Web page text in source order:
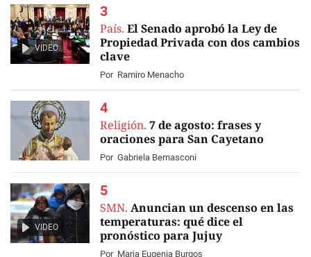
VIDEO
País. El Senado aprobó la Ley de
Propiedad Privada con dos cambios
clave
Por Ramiro Menacho
Religión. 7 de agosto: frases y
oraciones para San Cayetano
Por Gabriela Bernasconi
VIDEO
SMN. Anuncian un descenso en las
temperaturas: qué dice el
pronóstico para Jujuy
Por Maria Eugenia Burgos